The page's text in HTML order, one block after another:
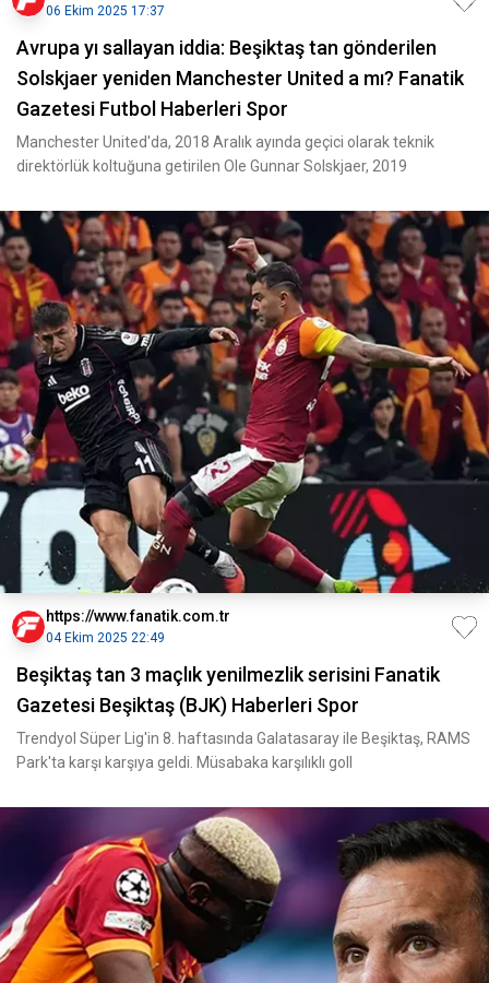
06 Ekim 2025 17:37
Avrupa yı sallayan iddia: Beşiktaş tan gönderilen
Solskjaer yeniden Manchester United a mı? Fanatik
Gazetesi Futbol Haberleri Spor
Manchester United'da, 2018 Aralık ayında geçici olarak teknik
direktörlük koltuğuna getirilen Ole Gunnar Solskjaer, 2019
https://www.fanatik.com.tr
04 Ekim 2025 22:49
Beşiktaş tan 3 maçlık yenilmezlik serisini Fanatik
Gazetesi Beşiktaş (BJK) Haberleri Spor
Trendyol Süper Lig'in 8. haftasında Galatasaray ile Beşiktaş, RAMS
Park'ta karşı karşıya geldi. Müsabaka karşılıklı goll